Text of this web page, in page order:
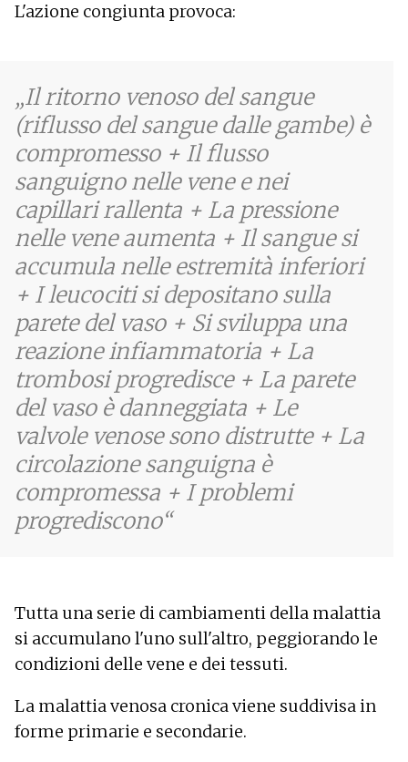
L'azione congiunta provoca:
Il ritorno venoso del sangue
(riflusso del sangue dalle gambe) è
compromesso + Il flusso
sanguigno nelle vene e nei
capillari rallenta + La pressione
nelle vene aumenta + Il sangue si
accumula nelle estremità inferiori
+ I leucociti si depositano sulla
parete del vaso + Si sviluppa una
reazione infiammatoria + La
trombosi progredisce + La parete
del vaso è danneggiata + Le
valvole venose sono distrutte + La
circolazione sanguigna è
compromessa + I problemi
progrediscono
Tutta una serie di cambiamenti della malattia
si accumulano l'uno sull'altro, peggiorando le
condizioni delle vene e dei tessuti.
La malattia venosa cronica viene suddivisa in
forme primarie e secondarie.